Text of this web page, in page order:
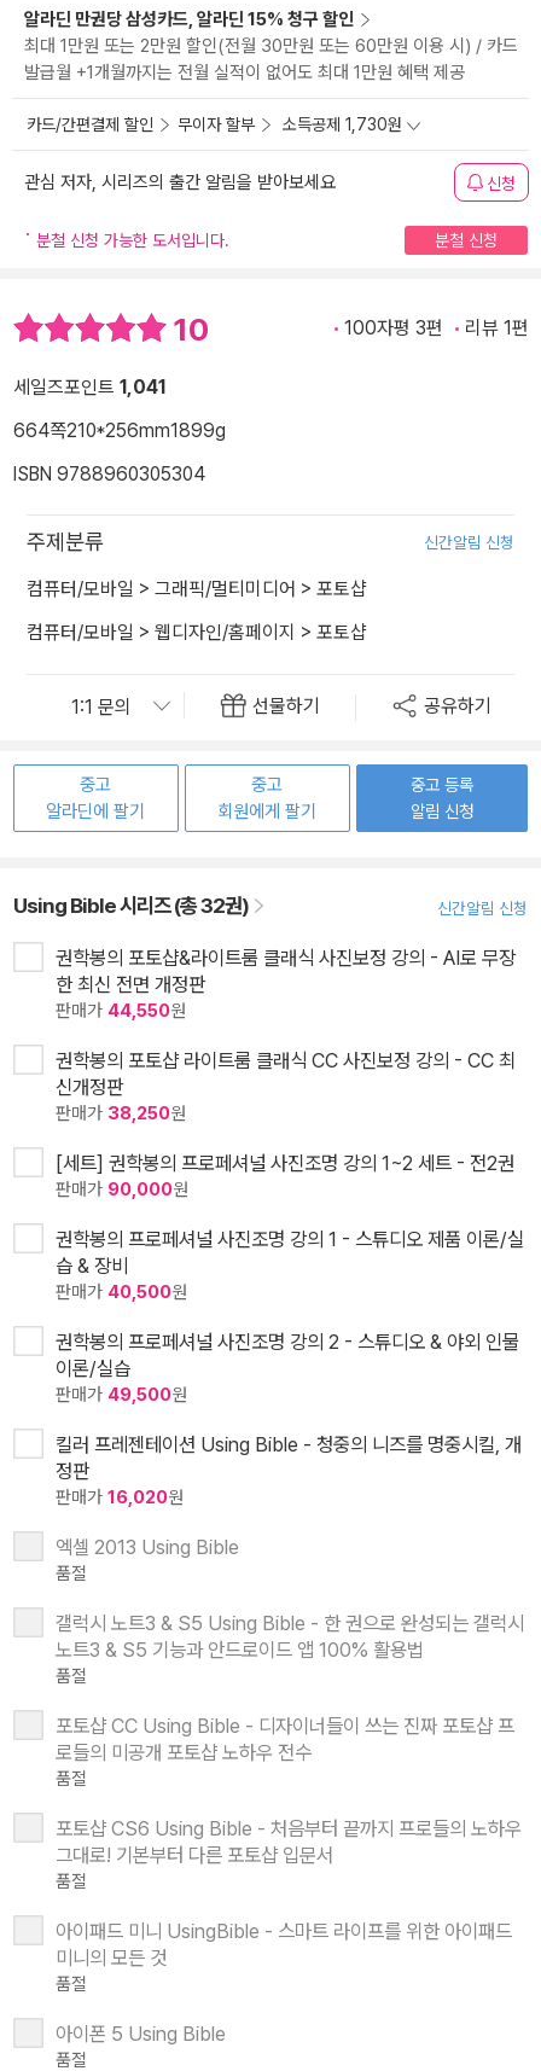
알라딘 만권당 삼성카드, 알라딘 15% 청구 할인
최대 1만원 또는 2만원 할인(전월 30만원 또는 60만원 이용 시) / 카드
발급월 +1개월까지는 전월 실적이 없어도 최대 1만원 혜택 제공
카드/간편결제 할인 무이자 할부 소득공제 1,730원
관심 저자, 시리즈의 출간 알림을 받아보세요 신청
분철 신청 가능한 도서입니다. 분철 신청
10 100자평 3편 리뷰 1편
세일즈포인트 1,041
664쪽210*256mm1899g
ISBN 9788960305304
주제분류 신간알림 신청
컴퓨터/모바일 > 그래픽/멀티미디어 > 포토샵
컴퓨터/모바일 > 웹디자인/홈페이지 > 포토샵
선물하기 공유하기
중고
알라딘에 팔기
중고
회원에게 팔기
중고 등록
알림 신청
Using Bible 시리즈 (총 32권) 신간알림 신청
권학봉의 포토샵&라이트룸 클래식 사진보정 강의 - AI로 무장
한 최신 전면 개정판
판매가 44,550원
권학봉의 포토샵 라이트룸 클래식 CC 사진보정 강의 - CC 최
신개정판
판매가 38,250원
[세트] 권학봉의 프로페셔널 사진조명 강의 1~2 세트 - 전2권
판매가 90,000원
권학봉의 프로페셔널 사진조명 강의 1 - 스튜디오 제품 이론/실
습 & 장비
판매가 40,500원
권학봉의 프로페셔널 사진조명 강의 2 - 스튜디오 & 야외 인물
이론/실습
판매가 49,500원
킬러 프레젠테이션 Using Bible - 청중의 니즈를 명중시킬, 개
정판
판매가 16,020원
엑셀 2013 Using Bible
품절
갤럭시 노트3 & S5 Using Bible - 한 권으로 완성되는 갤럭시
노트3 & S5 기능과 안드로이드 앱 100% 활용법
품절
포토샵 CC Using Bible - 디자이너들이 쓰는 진짜 포토샵 프
로들의 미공개 포토샵 노하우 전수
품절
포토샵 CS6 Using Bible - 처음부터 끝까지 프로들의 노하우
그대로! 기본부터 다른 포토샵 입문서
품절
아이패드 미니 UsingBible - 스마트 라이프를 위한 아이패드
미니의 모든 것
품절
아이폰 5 Using Bible
품절